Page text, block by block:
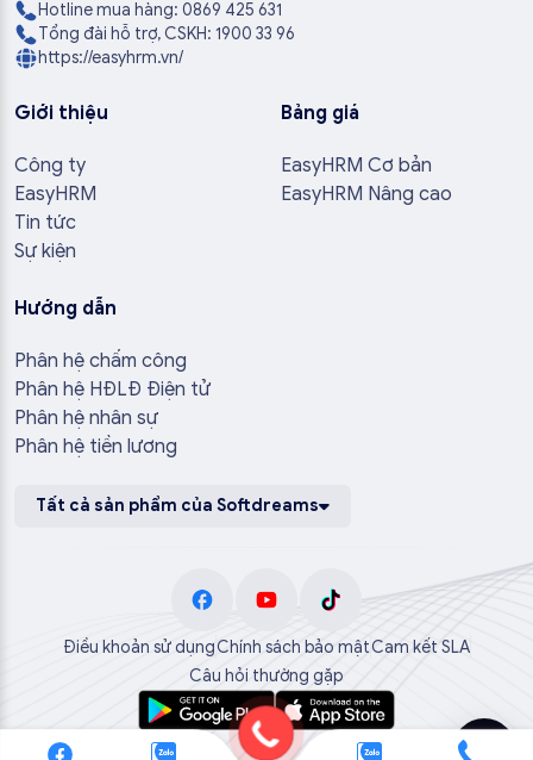
Hotline mua hàng: 0869 425 631
Tổng đài hỗ trợ, CSKH: 1900 33 96
https://easyhrm.vn/
Giới thiệu
Công ty
EasyHRM
Tin tức
Sự kiện
Bảng giá
EasyHRM Cơ bản
EasyHRM Nâng cao
Hướng dẫn
Phân hệ chấm công
Phân hệ HĐLĐ Điện tử
Phân hệ nhân sự
Phân hệ tiền lương
Tất cả sản phẩm của Softdreams
Điều khoản sử dụngChính sách bảo mậtCam kết SLA
Câu hỏi thường gặp